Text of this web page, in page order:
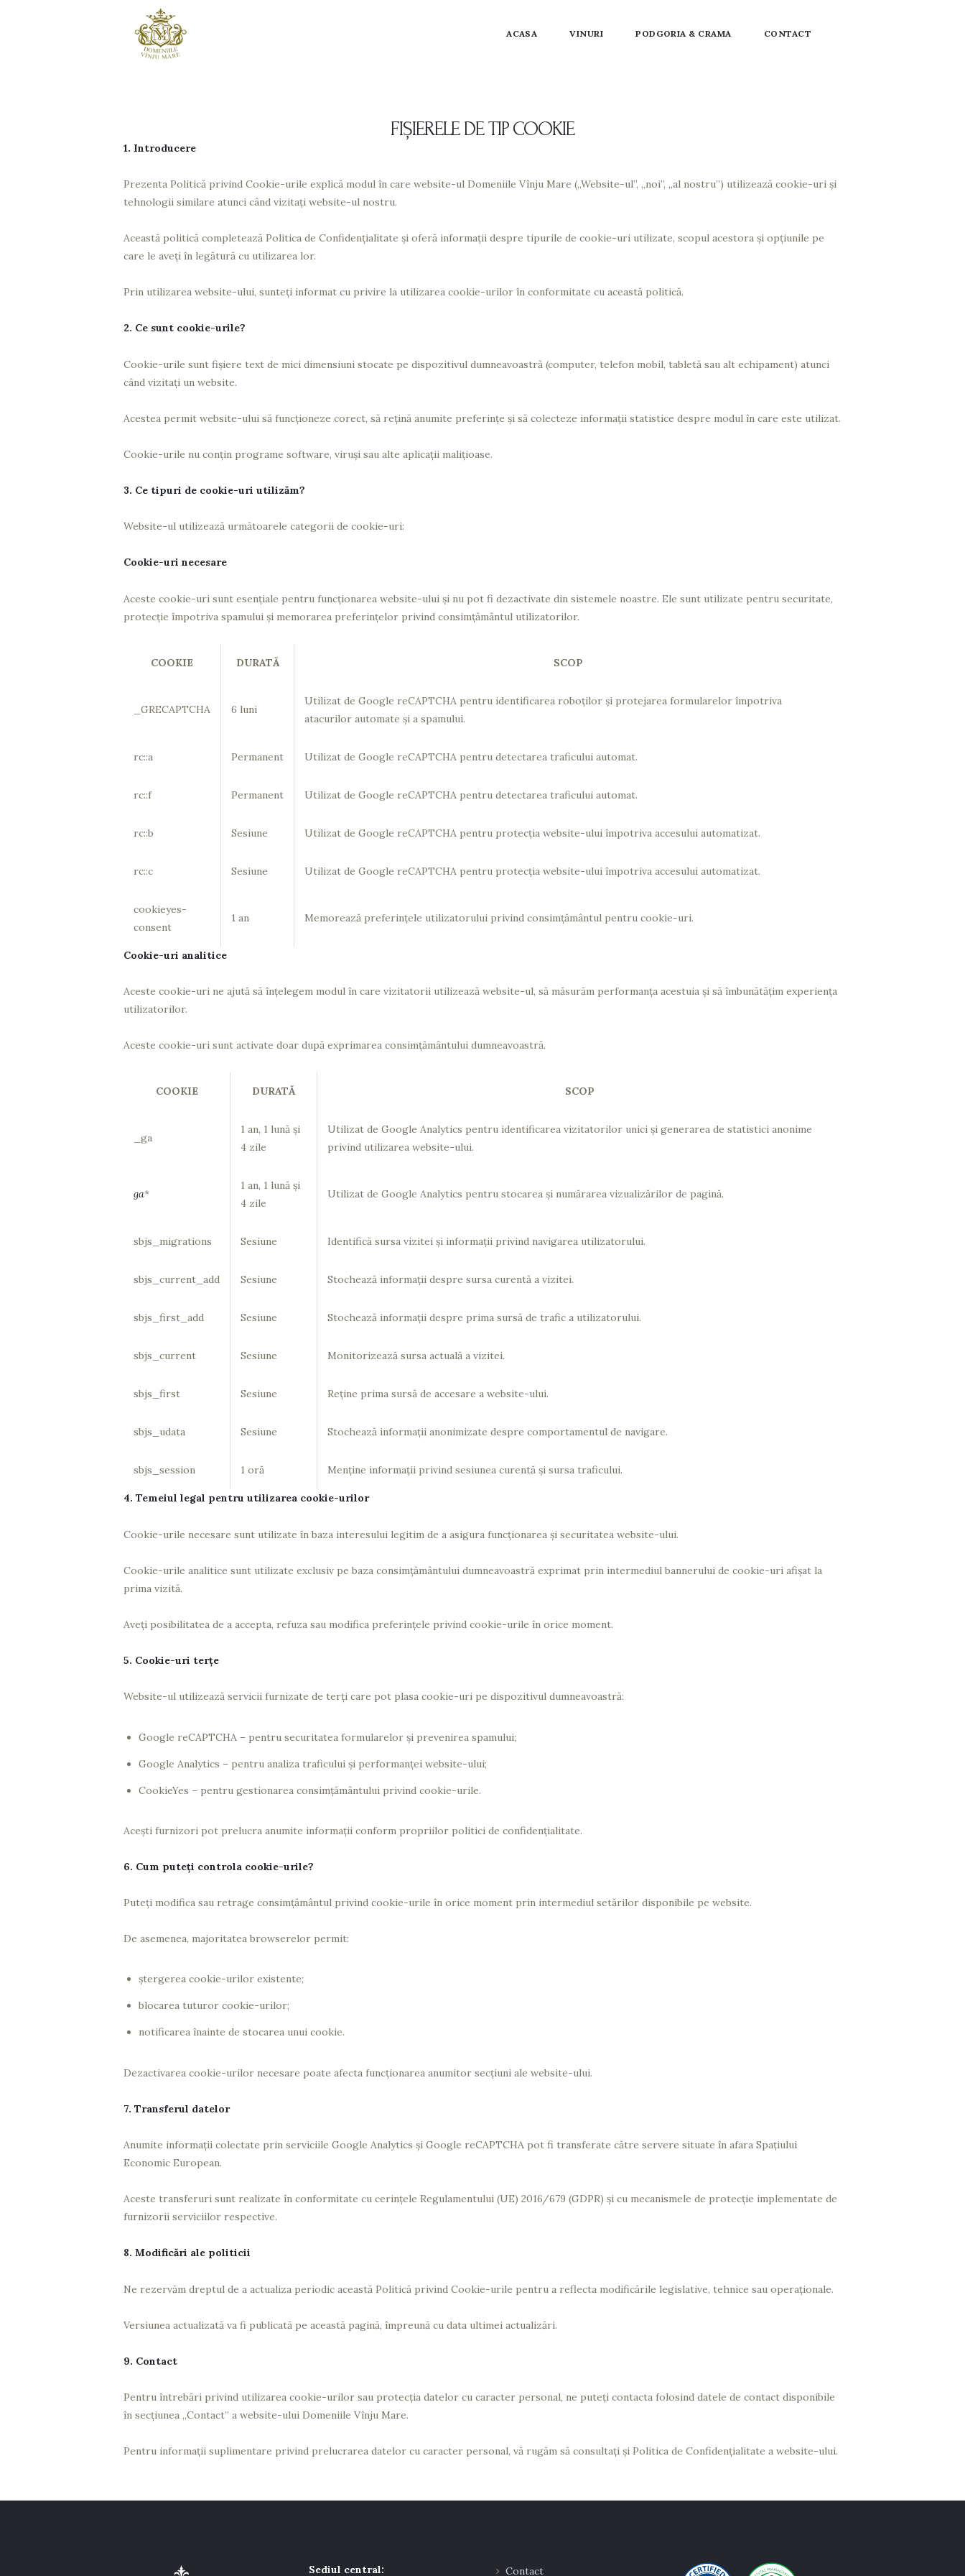
ACASA VINURI PODGORIA & CRAMA CONTACT
FIȘIERELE DE TIP COOKIE
1. Introducere
Prezenta Politică privind Cookie-urile explică modul în care website-ul Domeniile Vînju Mare („Website-ul”, „noi”, „al nostru”) utilizează cookie-uri și
tehnologii similare atunci când vizitați website-ul nostru.
Această politică completează Politica de Confidențialitate și oferă informații despre tipurile de cookie-uri utilizate, scopul acestora și opțiunile pe
care le aveți în legătură cu utilizarea lor.
Prin utilizarea website-ului, sunteți informat cu privire la utilizarea cookie-urilor în conformitate cu această politică.
2. Ce sunt cookie-urile?
Cookie-urile sunt fișiere text de mici dimensiuni stocate pe dispozitivul dumneavoastră (computer, telefon mobil, tabletă sau alt echipament) atunci
când vizitați un website.
Acestea permit website-ului să funcționeze corect, să rețină anumite preferințe și să colecteze informații statistice despre modul în care este utilizat.
Cookie-urile nu conțin programe software, viruși sau alte aplicații malițioase.
3. Ce tipuri de cookie-uri utilizăm?
Website-ul utilizează următoarele categorii de cookie-uri:
Cookie-uri necesare
Aceste cookie-uri sunt esențiale pentru funcționarea website-ului și nu pot fi dezactivate din sistemele noastre. Ele sunt utilizate pentru securitate,
protecție împotriva spamului și memorarea preferințelor privind consimțământul utilizatorilor.
COOKIE DURATĂ SCOP
_GRECAPTCHA 6 luni
Utilizat de Google reCAPTCHA pentru identificarea roboților și protejarea formularelor împotriva
atacurilor automate și a spamului.
rc::a Permanent Utilizat de Google reCAPTCHA pentru detectarea traficului automat.
rc::f Permanent Utilizat de Google reCAPTCHA pentru detectarea traficului automat.
rc::b Sesiune Utilizat de Google reCAPTCHA pentru protecția website-ului împotriva accesului automatizat.
rc::c Sesiune Utilizat de Google reCAPTCHA pentru protecția website-ului împotriva accesului automatizat.
cookieyes-
consent
1 an Memorează preferințele utilizatorului privind consimțământul pentru cookie-uri.
Cookie-uri analitice
Aceste cookie-uri ne ajută să înțelegem modul în care vizitatorii utilizează website-ul, să măsurăm performanța acestuia și să îmbunătățim experiența
utilizatorilor.
Aceste cookie-uri sunt activate doar după exprimarea consimțământului dumneavoastră.
COOKIE DURATĂ SCOP
_ga
1 an, 1 lună și
4 zile
Utilizat de Google Analytics pentru identificarea vizitatorilor unici și generarea de statistici anonime
privind utilizarea website-ului.
ga*
1 an, 1 lună și
4 zile
Utilizat de Google Analytics pentru stocarea și numărarea vizualizărilor de pagină.
sbjs_migrations Sesiune Identifică sursa vizitei și informații privind navigarea utilizatorului.
sbjs_current_add Sesiune Stochează informații despre sursa curentă a vizitei.
sbjs_first_add Sesiune Stochează informații despre prima sursă de trafic a utilizatorului.
sbjs_current Sesiune Monitorizează sursa actuală a vizitei.
sbjs_first Sesiune Reține prima sursă de accesare a website-ului.
sbjs_udata Sesiune Stochează informații anonimizate despre comportamentul de navigare.
sbjs_session 1 oră Menține informații privind sesiunea curentă și sursa traficului.
4. Temeiul legal pentru utilizarea cookie-urilor
Cookie-urile necesare sunt utilizate în baza interesului legitim de a asigura funcționarea și securitatea website-ului.
Cookie-urile analitice sunt utilizate exclusiv pe baza consimțământului dumneavoastră exprimat prin intermediul bannerului de cookie-uri afișat la
prima vizită.
Aveți posibilitatea de a accepta, refuza sau modifica preferințele privind cookie-urile în orice moment.
5. Cookie-uri terțe
Website-ul utilizează servicii furnizate de terți care pot plasa cookie-uri pe dispozitivul dumneavoastră:
Google reCAPTCHA – pentru securitatea formularelor și prevenirea spamului;
Google Analytics – pentru analiza traficului și performanței website-ului;
CookieYes – pentru gestionarea consimțământului privind cookie-urile.
Acești furnizori pot prelucra anumite informații conform propriilor politici de confidențialitate.
6. Cum puteți controla cookie-urile?
Puteți modifica sau retrage consimțământul privind cookie-urile în orice moment prin intermediul setărilor disponibile pe website.
De asemenea, majoritatea browserelor permit:
ștergerea cookie-urilor existente;
blocarea tuturor cookie-urilor;
notificarea înainte de stocarea unui cookie.
Dezactivarea cookie-urilor necesare poate afecta funcționarea anumitor secțiuni ale website-ului.
7. Transferul datelor
Anumite informații colectate prin serviciile Google Analytics și Google reCAPTCHA pot fi transferate către servere situate în afara Spațiului
Economic European.
Aceste transferuri sunt realizate în conformitate cu cerințele Regulamentului (UE) 2016/679 (GDPR) și cu mecanismele de protecție implementate de
furnizorii serviciilor respective.
8. Modificări ale politicii
Ne rezervăm dreptul de a actualiza periodic această Politică privind Cookie-urile pentru a reflecta modificările legislative, tehnice sau operaționale.
Versiunea actualizată va fi publicată pe această pagină, împreună cu data ultimei actualizări.
9. Contact
Pentru întrebări privind utilizarea cookie-urilor sau protecția datelor cu caracter personal, ne puteți contacta folosind datele de contact disponibile
în secțiunea „Contact” a website-ului Domeniile Vînju Mare.
Pentru informații suplimentare privind prelucrarea datelor cu caracter personal, vă rugăm să consultați și Politica de Confidențialitate a website-ului.
Sediul central: Contact